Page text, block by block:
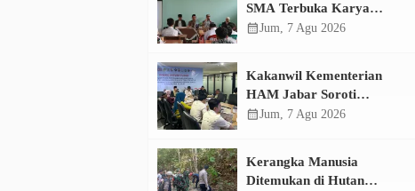
SMA Terbuka Karya
Bakti Haurwangi dengan
calendar_monthJum, 7 Agu 2026
Kakanwil Kementerian
HAM Jabar Soroti
Dugaan Pencemaran
calendar_monthJum, 7 Agu 2026
Kerangka Manusia
Ditemukan di Hutan